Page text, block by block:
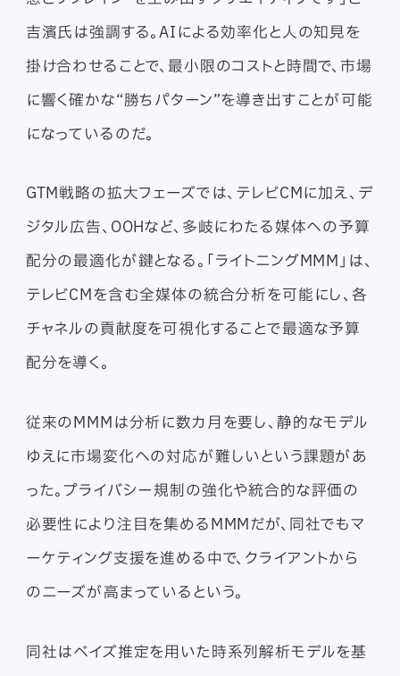
吉濱氏は強調する。AIによる効率化と人の知見を
掛け合わせることで、最小限のコストと時間で、市場
に響く確かな“勝ちパターン”を導き出すことが可能
になっているのだ。
GTM戦略の拡大フェーズでは、テレビCMに加え、デ
ジタル広告、OOHなど、多岐にわたる媒体への予算
配分の最適化が鍵となる。「ライトニングMMM」は、
テレビCMを含む全媒体の統合分析を可能にし、各
チャネルの貢献度を可視化することで最適な予算
配分を導く。
従来のMMMは分析に数カ月を要し、静的なモデル
ゆえに市場変化への対応が難しいという課題があ
った。プライバシー規制の強化や統合的な評価の
必要性により注目を集めるMMMだが、同社でもマ
ーケティング支援を進める中で、クライアントから
のニーズが高まっているという。
同社はベイズ推定を用いた時系列解析モデルを基